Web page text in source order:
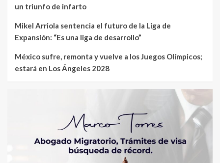
un triunfo de infarto
Mikel Arriola sentencia el futuro de la Liga de
Expansión: “Es una liga de desarrollo”
México sufre, remonta y vuelve a los Juegos Olímpicos;
estará en Los Ángeles 2028